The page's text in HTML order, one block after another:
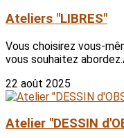
Ateliers "LIBRES"
Vous choisirez vous-
vous souhaitez
22 août 2025
Atelier "DESSIN